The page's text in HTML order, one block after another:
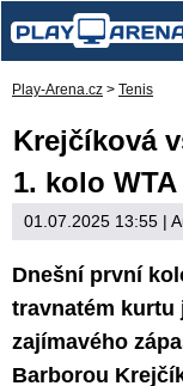
Play-Arena.cz > Tenis
Krejčíková
1. kolo
01.07.2025 13:55 |
Dnešní první
travnatém kurtu
zajímavého
Barborou